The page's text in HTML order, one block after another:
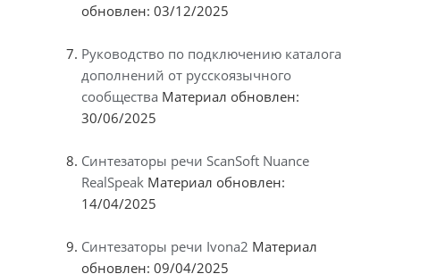
обновлен: 03/12/2025
Руководство по подключению каталога
дополнений от русскоязычного
сообщества Материал обновлен:
30/06/2025
Синтезаторы речи ScanSoft Nuance
RealSpeak Материал обновлен:
14/04/2025
Синтезаторы речи Ivona2 Материал
обновлен: 09/04/2025